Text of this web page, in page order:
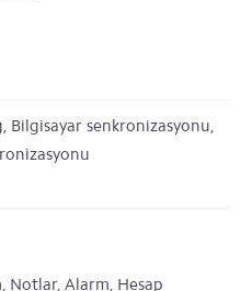
Bilgisayar senkronizasyonu,
Notlar, Alarm, Hesap